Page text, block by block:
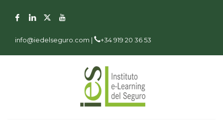
info@iedelseguro.com | +34 919 20 36 53